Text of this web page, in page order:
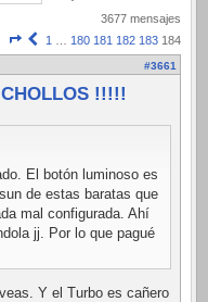
3677 mensajes
Página
184
de
184
Anterior
1 180 181 182 183 184
#3661
CHOLLOS !!!!!
El botón luminoso es
de estas baratas que
mal configurada. Ahí
jj. Por lo que pagué
Y el Turbo es cañero